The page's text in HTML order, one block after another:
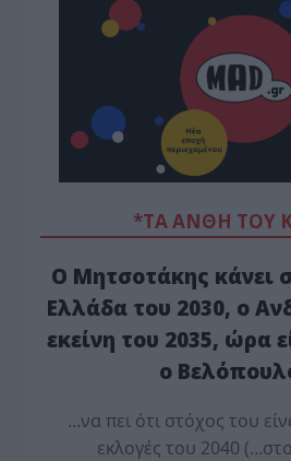
*ΤΑ ΆΝΘΗ ΤΟΥ
Ο Μητσοτάκης κάνει
Ελλάδα του 2030, ο
εκείνη του 2035, ώρα
ο
…να πει ότι στόχος του
εκλογές του 2040